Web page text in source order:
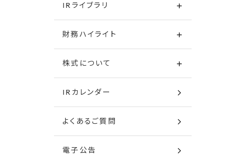
IRライブラリ
財務ハイライト
株式について
IRカレンダー
よくあるご質問
電子公告